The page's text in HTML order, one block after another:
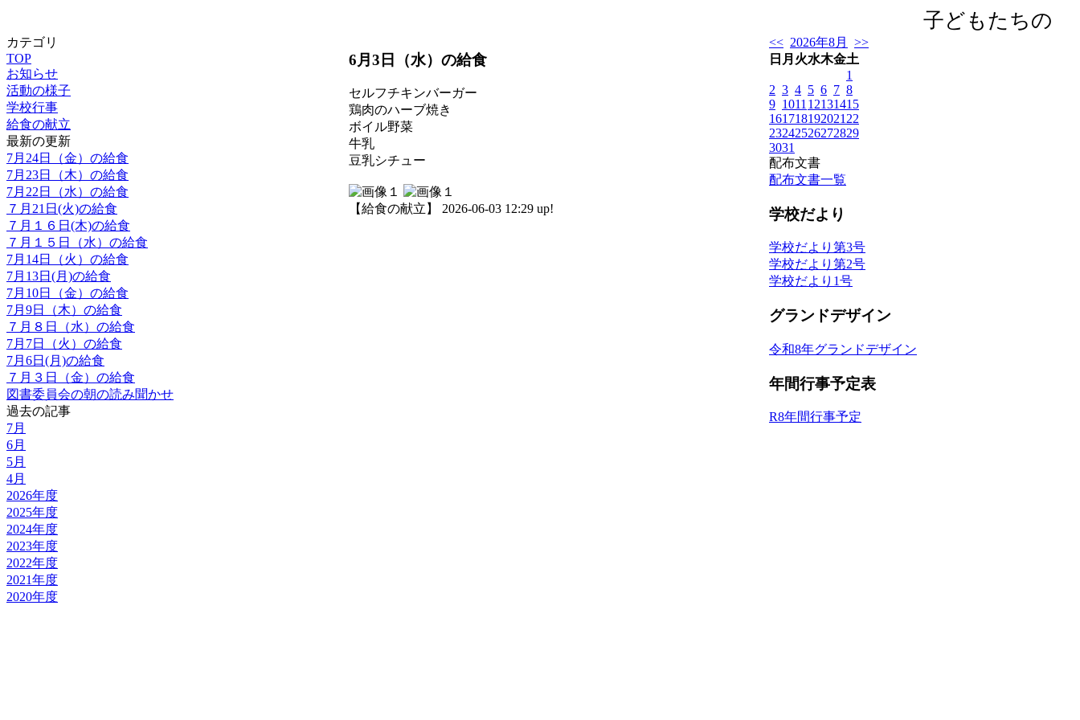
子どもたちの
カテゴリ
TOP
お知らせ
活動の様子
学校行事
給食の献立
最新の更新
7月24日（金）の給食
7月23日（木）の給食
7月22日（水）の給食
７月21日(火)の給食
７月１６日(木)の給食
７月１５日（水）の給食
7月14日（火）の給食
7月13日(月)の給食
7月10日（金）の給食
7月9日（木）の給食
７月８日（水）の給食
7月7日（火）の給食
7月6日(月)の給食
７月３日（金）の給食
図書委員会の朝の読み聞かせ
過去の記事
7月
6月
5月
4月
2026年度
2025年度
2024年度
2023年度
2022年度
2021年度
2020年度
6月3日（水）の給食
セルフチキンバーガー
鶏肉のハーブ焼き
ボイル野菜
牛乳
豆乳シチュー
【給食の献立】 2026-06-03 12:29 up!
<< 2026年8月
>>
日 月 火水木金土
1
2 3 4 5 6 7 8
9 1011 12131415
161718192021 22
23242526272829
3031
配布文書
配布文書一覧
学校だより
学校だより第3号
学校だより第2号
学校だより1号
グランドデザイン
令和8年グランドデザイン
年間行事予定表
R8年間行事予定